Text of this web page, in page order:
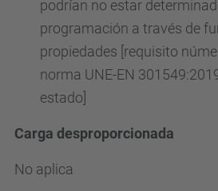
podrían no estar
programación a través de
propiedades [requisito
norma UNE-EN
estado]
Carga desproporcionada
No aplica